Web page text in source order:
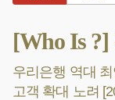
[Who Is
우리은행 역대
고객 확대 노려